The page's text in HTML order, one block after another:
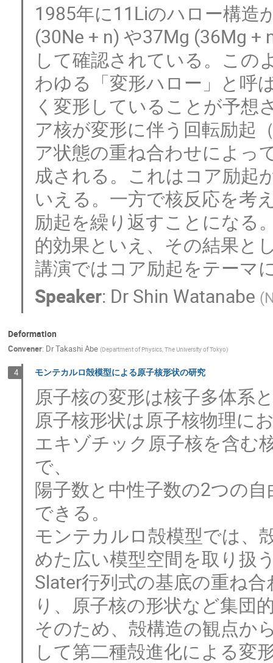
1985年に11Liのハロー構造
(30Ne + n) や37Mg (36Mg
して確認されている。この
わゆる「変形ハロー」と呼
く変形していることが予想
ア核が変形に伴う回転励起
ア状態の重ね合わせによっ
成される。これはコア励起
いえる。一方で核反応を考
励起を繰り返すことになる
的効果といえ、その結果と
講演ではコア励起をテーマ
Speaker: DrShin Watanabe (
Deformation
Convener: DrTakashi Abe (Department of Physics, The University of Tokyo)
4 モンテカルロ殻模型による原子核形状の研究
原子核の変形は核子多体系
原子核形状は原子核物理に
エキゾチック原子核を含む
で、
陽子数と中性子数の2つの
できる。
モンテカルロ殻模型では、
めた広い模型空間を取り扱
Slater行列式の基底の重ね
り、原子核の形状など集団
そのため、殻構造の観点か
して第二種殻進化による変